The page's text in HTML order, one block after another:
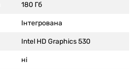
180 Гб
Інтегрована
Intel HD Graphics 530
ні